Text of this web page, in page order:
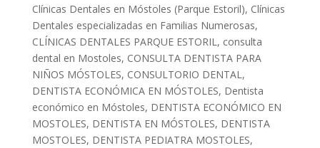
Clínicas Dentales en Móstoles (Parque Estoril), Clínicas
Dentales especializadas en Familias Numerosas,
CLÍNICAS DENTALES PARQUE ESTORIL, consulta
dental en Mostoles, CONSULTA DENTISTA PARA
NIÑOS MÓSTOLES, CONSULTORIO DENTAL,
DENTISTA ECONÓMICA EN MÓSTOLES, Dentista
económico en Móstoles, DENTISTA ECONÓMICO EN
MOSTOLES, DENTISTA EN MÓSTOLES, DENTISTA
MOSTOLES, DENTISTA PEDIATRA MOSTOLES,